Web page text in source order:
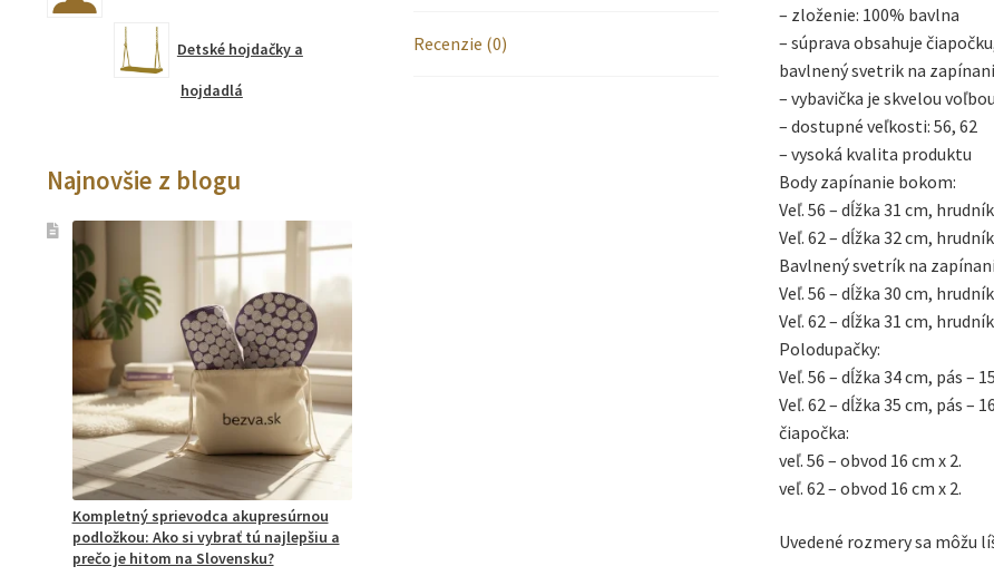
Recenzie (0)
– zloženie: 100% bavlna
– súprava obsahuje
bavlnený svetrik na
– vybavička je skvelou
– dostupné veľkosti: 56, 62
– vysoká kvalita produktu
Body zapínanie bokom:
Veľ. 56 – dĺžka 31 cm,
Veľ. 62 – dĺžka 32 cm,
Bavlnený svetrík na
Veľ. 56 – dĺžka 30 cm,
Veľ. 62 – dĺžka 31 cm,
Polodupačky:
Veľ. 56 – dĺžka 34 cm, pás –
Veľ. 62 – dĺžka 35 cm, pás –
čiapočka:
veľ. 56 – obvod 16 cm x 2.
veľ. 62 – obvod 16 cm x 2.
Uvedené rozmery sa môžu
Detské hojdačky a
hojdadlá
Najnovšie z blogu
Kompletný sprievodca akupresúrnou
podložkou: Ako si vybrať tú najlepšiu a
prečo je hitom na Slovensku?